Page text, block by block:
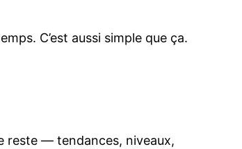
C’est aussi simple que ça.
reste — tendances, niveaux,